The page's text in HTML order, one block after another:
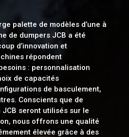
palette de modèles d’une à
de dumpers JCB a été
d’innovation et
répondent
: personnalisation
de capacités
de basculement,
Conscients que de
seront utilisés sur le
nous offrons une qualité
élevée grâce à des